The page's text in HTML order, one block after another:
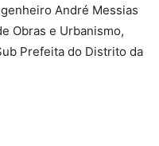
André Messias
Obras e Urbanismo,
Prefeita do Distrito da